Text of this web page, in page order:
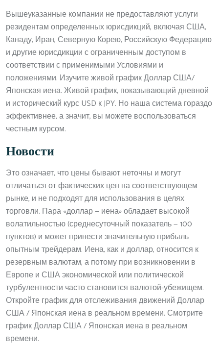
Вышеуказанные компании не предоставляют услуги
резидентам определенных юрисдикций, включая США,
Канаду, Иран, Северную Корею, Российскую Федерацию
и другие юрисдикции с ограниченным доступом в
соответствии с применимыми Условиями и
положениями. Изучите живой график Доллар США/
Японская иена. Живой график, показывающий дневной
и исторический курс USD к JPY. Но наша система гораздо
эффективнее, а значит, вы можете воспользоваться
честным курсом.
Новости
Это означает, что цены бывают неточны и могут
отличаться от фактических цен на соответствующем
рынке, и не подходят для использования в целях
торговли. Пара «доллар — иена» обладает высокой
волатильностью (среднесуточный показатель — 100
пунктов) и может принести значительную прибыль
опытным трейдерам. Иена, как и доллар, относится к
резервным валютам, а потому при возникновении в
Европе и США экономической или политической
турбулентности часто становится валютой-убежищем.
Откройте график для отслеживания движений Доллар
США / Японская иена в реальном времени. Смотрите
график Доллар США / Японская иена в реальном
времени.